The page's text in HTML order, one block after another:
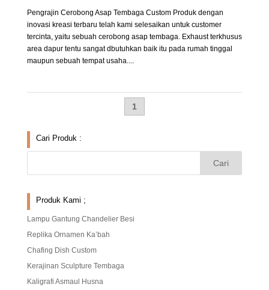
Pengrajin Cerobong Asap Tembaga Custom Produk dengan
inovasi kreasi terbaru telah kami selesaikan untuk customer
tercinta, yaitu sebuah cerobong asap tembaga. Exhaust terkhusus
area dapur tentu sangat dbutuhkan baik itu pada rumah tinggal
maupun sebuah tempat usaha....
1
Cari Produk :
Produk Kami ;
Lampu Gantung Chandelier Besi
Replika Ornamen Ka’bah
Chafing Dish Custom
Kerajinan Sculpture Tembaga
Kaligrafi Asmaul Husna